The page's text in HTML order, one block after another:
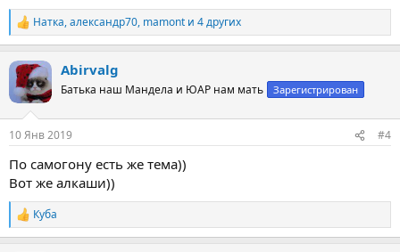
Р
е
к
ц
и
Натка,александр70, mamont и 4 других
Abirvalg
Батька наш Мандела и ЮАР нам мать Зарегистрирован
10 Янв 2019 #4
По самогону есть же тема))
Вот же алкаши))
Р
е
Куба